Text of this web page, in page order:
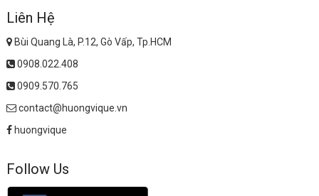
Liên Hệ
Bùi Quang Là, P.12, Gò Vấp, Tp.HCM
0908.022.408
0909.570.765
contact@huongvique.vn
huongvique
Follow Us